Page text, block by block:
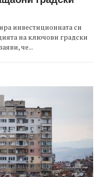
инвестиционната си
на ключови градски
че...